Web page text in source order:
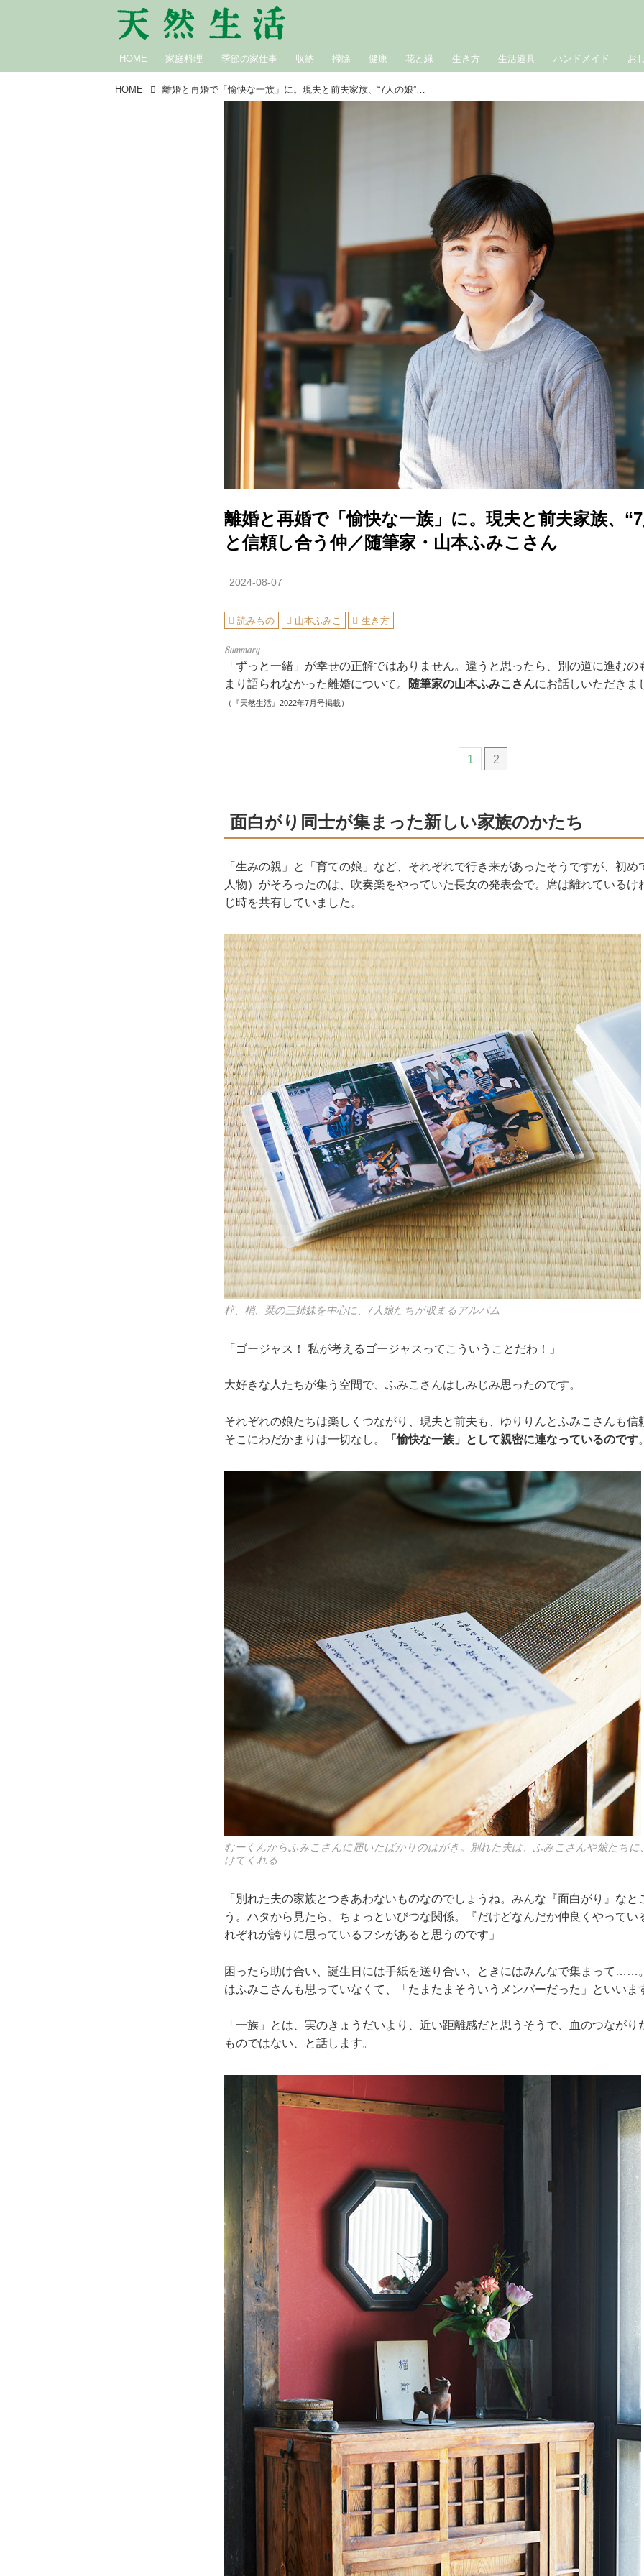
HOME 家庭料理 季節の家仕事 収納 掃除 健康 花と緑 生き方 生活道具 ハンドメイド お
HOME 離婚と再婚で「愉快な一族」に。現夫と前夫家族、“7人の娘”たちと信頼し合う仲／随筆家・山本ふみこさん
離婚と再婚で「愉快な一族」に。現夫と前夫家族、
と信頼し合う仲／随筆家・山本ふみこさん
2024-08-07
読みもの 山本ふみこ 生き方
「ずっと一緒」が幸せの正解ではありません。違うと思ったら、別の道に進むの
まり語られなかった離婚について。
随筆家の山本ふみこさんにお話しいただきま
（『天然生活』2022年7月号掲載）
1 2
面白がり同士が集まった新しい家族のかたち
「生みの親」と「育ての娘」など、それぞれで行き来があったそうですが、初め
人物）がそろったのは、吹奏楽をやっていた長女の発表会で。席は離れているけ
じ時を共有していました。
梓、梢、栞の三姉妹を中心に、7人娘たちが収まるアルバム
「ゴージャス！ 私が考えるゴージャスってこういうことだわ！」
大好きな人たちが集う空間で、ふみこさんはしみじみ思ったのです。
それぞれの娘たちは楽しくつながり、現夫と前夫も、ゆりりんとふみこさんも信
そこにわだかまりは一切なし。
「愉快な一族」として親密に連なっているのです。
むーくんからふみこさんに届いたばかりのはがき。別れた夫は、ふみこさんや娘たちに
けてくれる
「別れた夫の家族とつきあわないものなのでしょうね。みんな『面白がり』なと
う。ハタから見たら、ちょっといびつな関係。『だけどなんだか仲良くやってい
れぞれが誇りに思っているフシがあると思うのです」
困ったら助け合い、誕生日には手紙を送り合い、ときにはみんなで集まって……
はふみこさんも思っていなくて、「たまたまそういうメンバーだった」といいま
「一族」とは、実のきょうだいより、近い距離感だと思うそうで、血のつながり
ものではない、と話します。